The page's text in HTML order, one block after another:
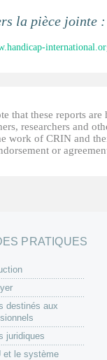
la pièce jointe
that these reports
researchers and
work of CRIN and
or
PRATIQUES
destinés aux
juridiques
et le système